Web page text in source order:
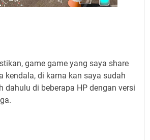
game game yang saya share
kendala, di karna kan saya sudah
dahulu di beberapa HP dengan versi